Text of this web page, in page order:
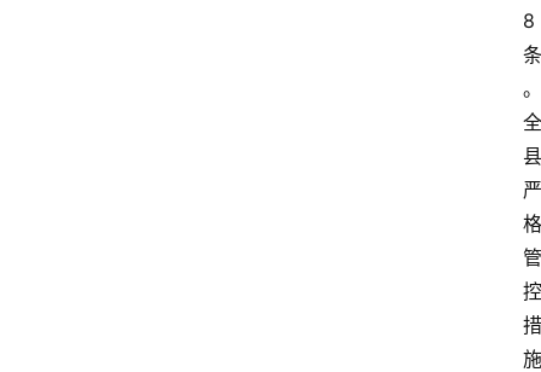
8
条
。
全
县
严
格
管
控
措
施